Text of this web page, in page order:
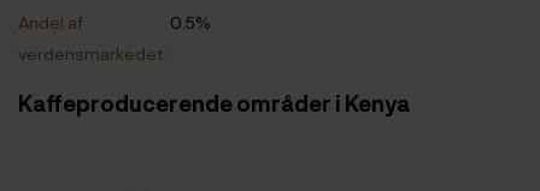
Andel af
verdensmarkedet:
0.5%
Kaffeproducerende områder i Kenya